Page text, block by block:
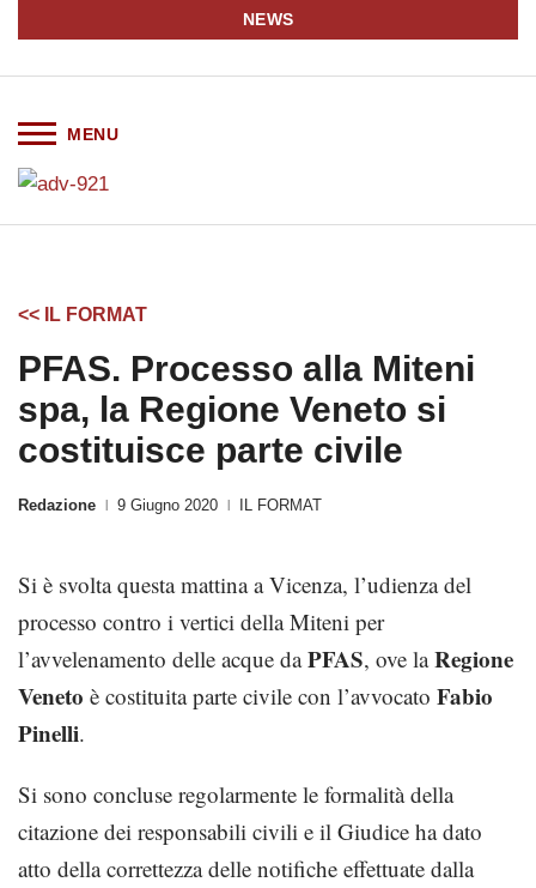
NEWS
<< IL FORMAT
PFAS. Processo alla Miteni
spa, la Regione Veneto si
costituisce parte civile
Redazione 9 Giugno 2020 IL FORMAT
Si è svolta questa mattina a Vicenza, l’udienza del
processo contro i vertici della Miteni per
l’avvelenamento delle acque daPFAS, ove laRegione
Veneto è costituita parte civile con l’avvocato Fabio
Pinelli.
Si sono concluse regolarmente le formalità della
citazione dei responsabili civili e il Giudice ha dato
atto della correttezza delle notifiche effettuate dalla